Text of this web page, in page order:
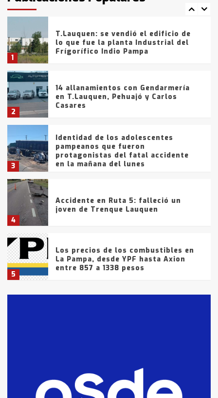
tarde del sábado
1
T.Lauquen: se vendió el edificio de
lo que fue la planta Industrial del
Frígorífico Indio Pampa
2
14 allanamientos con Gendarmería
en T.Lauquen, Pehuajó y Carlos
Casares
3
Identidad de los adolescentes
pampeanos que fueron
protagonistas del fatal accidente
en la mañana del lunes
4
Accidente en Ruta 5: falleció un
joven de Trenque Lauquen
5
Los precios de los combustibles en
La Pampa, desde YPF hasta Axion
entre 857 a 1338 pesos
fueron detenidos por
comercialización de drogas en la
tarde del sábado